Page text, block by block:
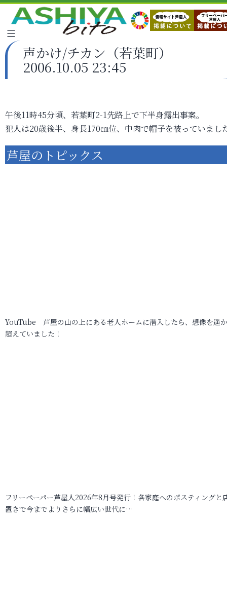
声かけ/チカン（若葉町）
2006.10.05 23:45
午後11時45分頃、若葉町2-1先路上で下半身露出事案。
犯人は20歳後半、身長170㎝位、中肉で帽子を被っていまし
芦屋のトピックス
YouTube 芦屋の山の上にある老人ホームに潜入したら、想像を遥
超えていました！
フリーペーパー芦屋人2026年8月号発行！各家庭へのポスティングと
置きで今までよりさらに幅広い世代に…